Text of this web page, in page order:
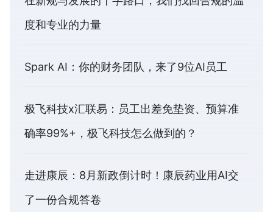
度和专业的力量
Spark AI：你的财务团队，来了9位AI员工
极飞科技x汇联易：员工出差免垫资、预算准
确率99%+，极飞科技怎么做到的？
走进康辰：8月新政倒计时！康辰药业用AI交
了一份合规答卷